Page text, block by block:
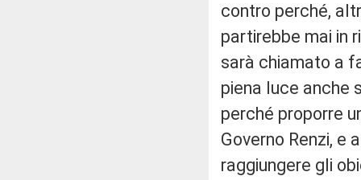
contro perché,
partirebbe mai in
sarà chiamato a
piena luce anche
perché proporre
Governo Renzi, e
raggiungere gli